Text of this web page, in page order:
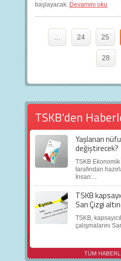
başlayacak. Devamını oku
24 25
28
TSKB'den
Yaşlanan
değiştirecek?
TSKB Ekonomik
tarafından
İnsan:...
TSKB
Sarı Çizgi
TSKB,
çalışmalarını
TÜM